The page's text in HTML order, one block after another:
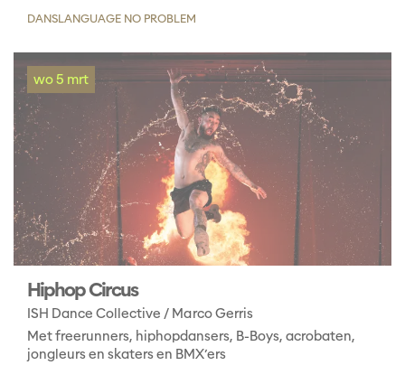
DANSLANGUAGE NO PROBLEM
Hiphop Circus
ISH Dance Collective / Marco Gerris
Met freerunners, hiphopdansers, B-Boys, acrobaten,
jongleurs en skaters en BMX’ers
wo 5 mrt